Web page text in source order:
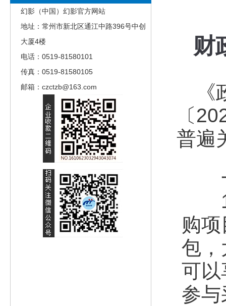
幻影（中国）幻影官方网站
地址：常州市新北区通江中路396号中创
大厦4楼
电话：0519-81580101
传真：0519-81580105
邮箱：czctzb@163.com
财
《
〔
普遍
1.
购
包，
可以
参